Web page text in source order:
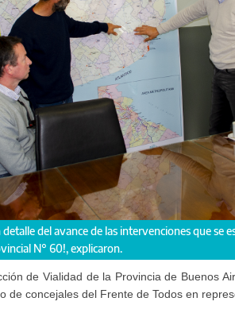
provincial y los ediles avanzaron en el
de Vialidad de la Provincia de Buenos
de concejales del Frente de Todos en